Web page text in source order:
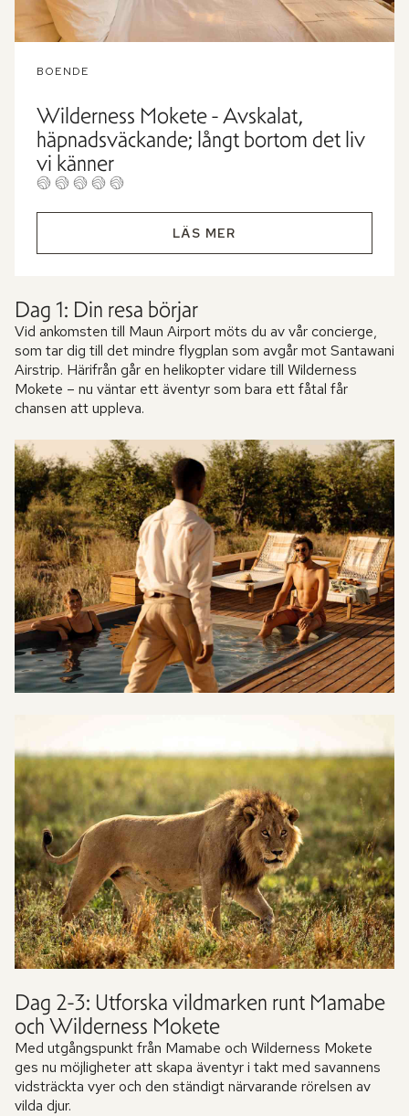
BOENDE
Wilderness Mokete - Avskalat,
häpnadsväckande; långt bortom det liv
vi känner
LÄS MER
Dag 1: Din resa börjar
Vid ankomsten till Maun Airport möts du av vår concierge,
som tar dig till det mindre flygplan som avgår mot Santawani
Airstrip. Härifrån går en helikopter vidare till Wilderness
Mokete – nu väntar ett äventyr som bara ett fåtal får
chansen att uppleva.
Dag 2-3: Utforska vildmarken runt Mamabe
och Wilderness Mokete
Med utgångspunkt från Mamabe och Wilderness Mokete
ges nu möjligheter att skapa äventyr i takt med savannens
vidsträckta vyer och den ständigt närvarande rörelsen av
vilda djur.